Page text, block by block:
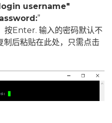
username"
”
按Enter. 输入的密码默认不
制后粘贴在此处，只需点击